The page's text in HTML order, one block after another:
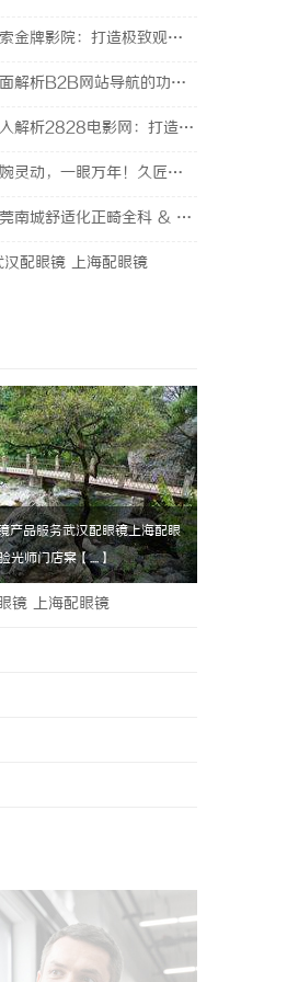
牌影院：打造极致观影体验的现代影院典范
解析B2B网站导航的功能与发展趋势
析2828电影网：打造高清免费视频观影新体验
一眼万年！久匠量身定制的眉眼唇，才是你整张脸的点睛之笔！淡颜系女生的气质加分项
城舒适化正畸全科 & 数字化种植诊疗专业指南
汉配眼镜 上海配眼镜
产品服务武汉配眼镜上海配眼
光师门店案【....】
镜 上海配眼镜